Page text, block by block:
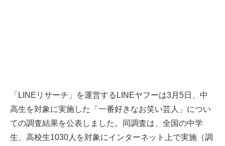
「LINEリサーチ」を運営するLINEヤフーは3月5日、中
高生を対象に実施した「一番好きなお笑い芸人」につい
ての調査結果を公表しました。同調査は、全国の中学
生、高校生1030人を対象にインターネット上で実施（調